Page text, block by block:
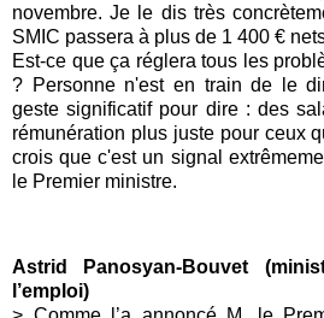
novembre. Je le dis très
SMIC passera à plus de 1 400 €
Est-ce que ça réglera tous les
? Personne n'est en train de le
geste significatif pour dire : des
rémunération plus juste pour ceux
crois que c'est un signal
le Premier ministre.
Astrid Panosyan-Bouvet
l’emploi)